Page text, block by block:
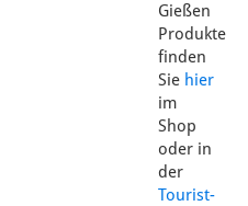
Gießen
Produkte
finden
Sie hier
im
Shop
oder in
der
Tourist-